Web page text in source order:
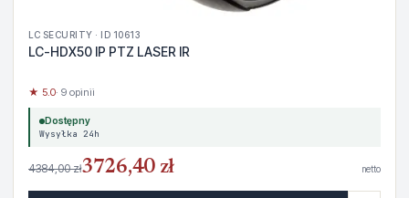
LC SECURITY · ID 10613
LC-HDX50 IP PTZ LASER IR
★ 5.0· 9 opinii
Dostępny
Wysyłka 24h
4384,00 zł3726,40 zł netto